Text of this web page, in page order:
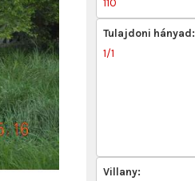
110
Tulajdoni hányad:
1/1
Villany: